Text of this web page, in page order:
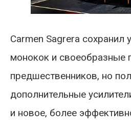
Carmen Sagrera сохранил
монокок и своеобразные
предшественников, но
дополнительные
и новое, более